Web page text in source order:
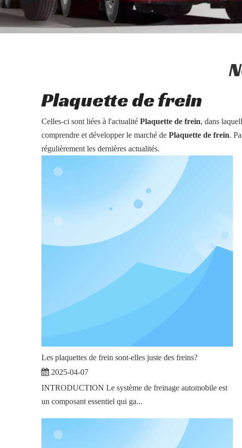
Plaquette de frein
Celles-ci sont liées à l'actualité Plaquette de frein, dans
comprendre et développer le marché de Plaquette de frein.
régulièrement les dernières actualités.
Les plaquettes de frein sont-elles juste des freins?
2025-04-07
INTRODUCTION Le système de freinage automobile est
un composant essentiel qui ga...